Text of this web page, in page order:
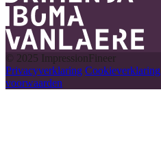
© 2025 ImpressionFineer
Privacyverklaring Cookieverklaring
voorwaarden